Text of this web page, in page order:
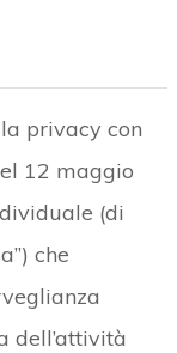
privacy con
12 maggio
(di
che
dell’attività